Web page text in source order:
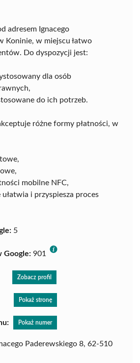
adresem Ignacego
Koninie, w miejscu łatwo
Do dyspozycji jest:
dla osób
do ich potrzeb.
różne formy płatności, w
mobilne NFC,
ułatwia i przyspiesza proces
5
Google: 901
Zobacz profil
Pokaż stronę
Pokaż numer
Paderewskiego 8, 62-510